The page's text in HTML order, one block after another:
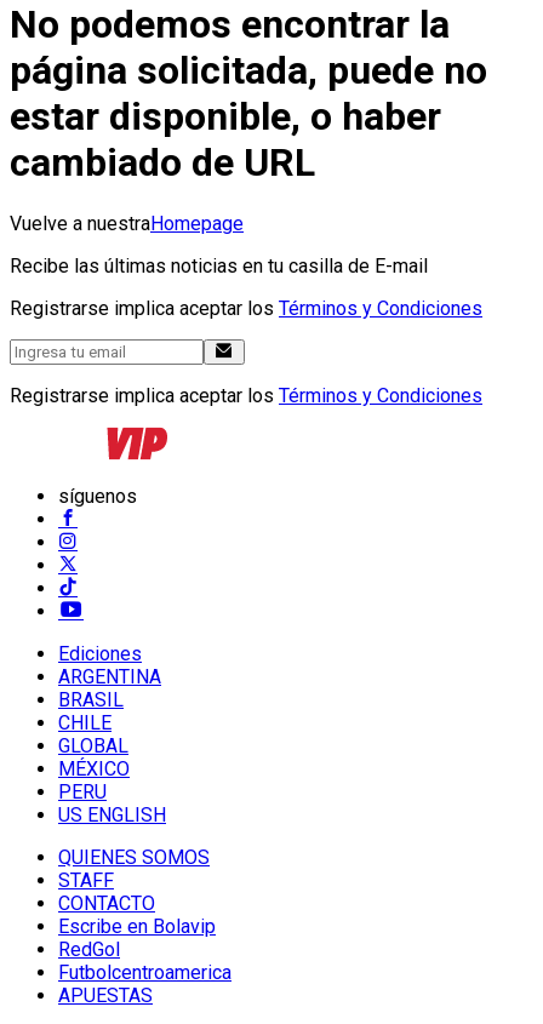
No podemos encontrar la
página solicitada, puede no
estar disponible, o haber
cambiado de URL
Vuelve a nuestraHomepage
Recibe las últimas noticias en tu casilla de E-mail
Registrarse implica aceptar los Términos y Condiciones
Registrarse implica aceptar los Términos y Condiciones
síguenos
Ediciones
ARGENTINA
BRASIL
CHILE
GLOBAL
MÉXICO
PERU
US ENGLISH
QUIENES SOMOS
STAFF
CONTACTO
Escribe en Bolavip
RedGol
Futbolcentroamerica
APUESTAS